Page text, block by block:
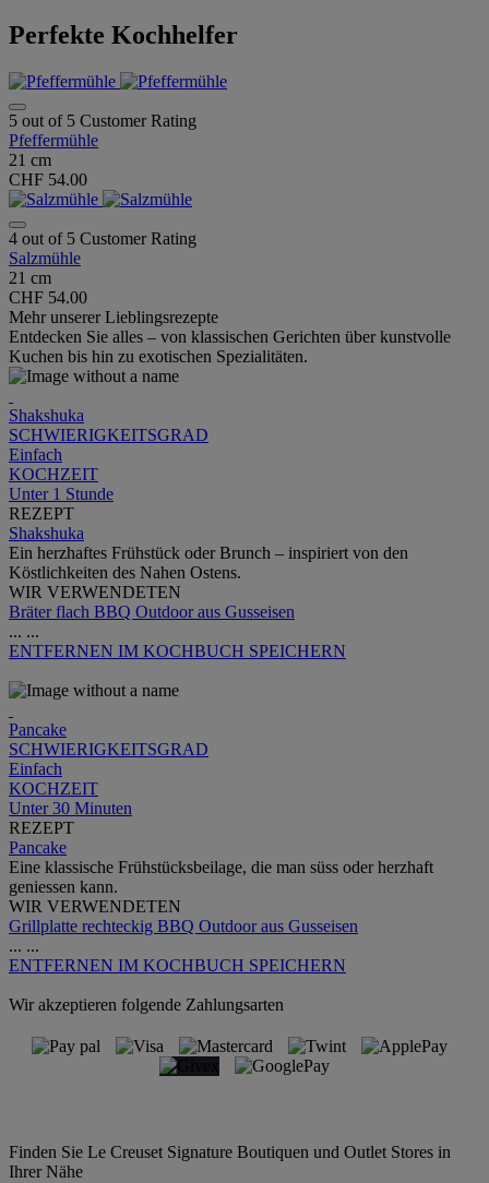
Perfekte Kochhelfer
5 out of 5 Customer Rating
Pfeffermühle
21 cm
CHF 54.00
4 out of 5 Customer Rating
Salzmühle
21 cm
CHF 54.00
Mehr unserer Lieblingsrezepte
Entdecken Sie alles – von klassischen Gerichten über kunstvolle
Kuchen bis hin zu exotischen Spezialitäten.
Shakshuka
SCHWIERIGKEITSGRAD
Einfach
KOCHZEIT
Unter 1 Stunde
REZEPT
Shakshuka
Ein herzhaftes Frühstück oder Brunch – inspiriert von den
Köstlichkeiten des Nahen Ostens.
WIR VERWENDETEN
Bräter flach BBQ Outdoor aus Gusseisen
... ...
ENTFERNEN IM KOCHBUCH SPEICHERN
Pancake
SCHWIERIGKEITSGRAD
Einfach
KOCHZEIT
Unter 30 Minuten
REZEPT
Pancake
Eine klassische Frühstücksbeilage, die man süss oder herzhaft
geniessen kann.
WIR VERWENDETEN
Grillplatte rechteckig BBQ Outdoor aus Gusseisen
... ...
ENTFERNEN IM KOCHBUCH SPEICHERN
Wir akzeptieren folgende Zahlungsarten
Finden Sie Le Creuset Signature Boutiquen und Outlet Stores in
Ihrer Nähe